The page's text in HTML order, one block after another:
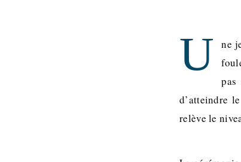
U ne
d’atteindre
relève le